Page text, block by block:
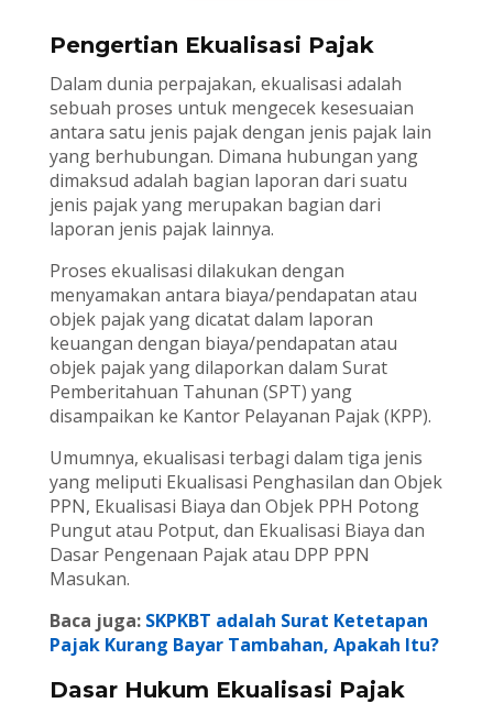
Pengertian Ekualisasi Pajak
Dalam dunia perpajakan, ekualisasi adalah
sebuah proses untuk mengecek kesesuaian
antara satu jenis pajak dengan jenis pajak lain
yang berhubungan. Dimana hubungan yang
dimaksud adalah bagian laporan dari suatu
jenis pajak yang merupakan bagian dari
laporan jenis pajak lainnya.
Proses ekualisasi dilakukan dengan
menyamakan antara biaya/pendapatan atau
objek pajak yang dicatat dalam laporan
keuangan dengan biaya/pendapatan atau
objek pajak yang dilaporkan dalam Surat
Pemberitahuan Tahunan (SPT) yang
disampaikan ke Kantor Pelayanan Pajak (KPP).
Umumnya, ekualisasi terbagi dalam tiga jenis
yang meliputi Ekualisasi Penghasilan dan Objek
PPN, Ekualisasi Biaya dan Objek PPH Potong
Pungut atau Potput, dan Ekualisasi Biaya dan
Dasar Pengenaan Pajak atau DPP PPN
Masukan.
Baca juga: SKPKBT adalah Surat Ketetapan
Pajak Kurang Bayar Tambahan, Apakah Itu?
Dasar Hukum Ekualisasi Pajak